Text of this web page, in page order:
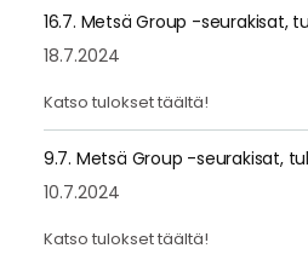
16.7. Metsä Group -seurakisat,
18.7.2024
Katso tulokset täältä!
9.7. Metsä Group -seurakisat,
10.7.2024
Katso tulokset täältä!